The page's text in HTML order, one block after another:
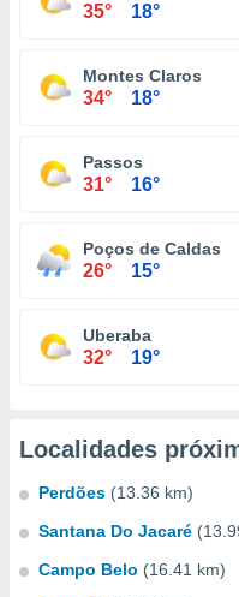
35° 18°
Montes Claros
34° 18°
Passos
31° 16°
Poços de Caldas
26° 15°
Uberaba
32° 19°
Localidades
Perdões (13.36 km)
Santana Do Jacaré
Campo Belo (16.41 km)